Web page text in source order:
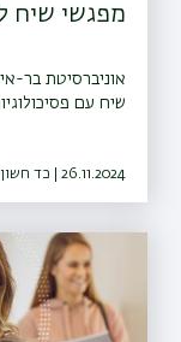
מפגשי שיח
אוניברסיטת בר-
שיח עם
26.11.2024 | כד חשון